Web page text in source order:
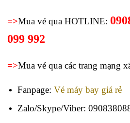
=>Mua vé qua HOTLINE:
099 992
=>Mua vé qua các trang mạng
Fanpage: Vé máy bay giá rẻ
Zalo/Skype/Viber: